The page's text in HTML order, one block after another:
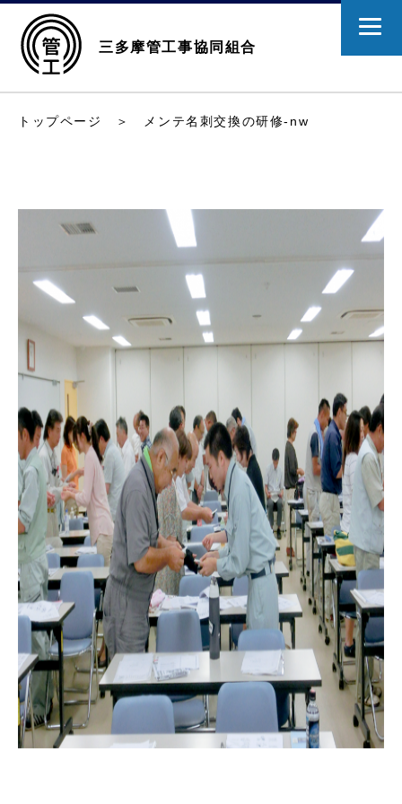
三多摩管工事協同組合
トップページ ＞ メンテ名刺交換の研修-nw